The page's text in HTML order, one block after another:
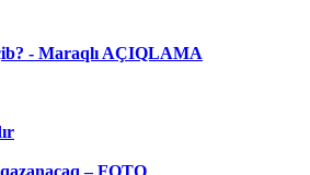
- Maraqlı AÇIQLAMA